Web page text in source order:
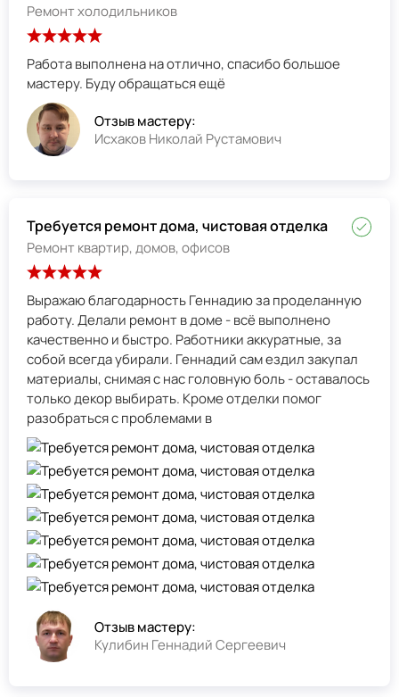
Ремонт холодильников
Работа выполнена на отлично, спасибо большое
мастеру. Буду обращаться ещё
Отзыв мастеру:
Исхаков Николай Рустамович
Требуется ремонт дома, чистовая отделка
Ремонт квартир, домов, офисов
Выражаю благодарность Геннадию за проделанную
работу. Делали ремонт в доме - всё выполнено
качественно и быстро. Работники аккуратные, за
собой всегда убирали. Геннадий сам ездил закупал
материалы, снимая с нас головную боль - оставалось
только декор выбирать. Кроме отделки помог
разобраться с проблемами в
Отзыв мастеру:
Кулибин Геннадий Сергеевич